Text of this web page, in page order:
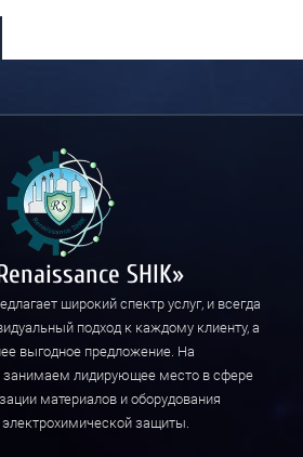
SHIK»
широкий спектр услуг, и всегда
подход к каждому клиенту, а
выгодное предложение. На
лидирующее место в сфере
материалов и оборудования
защиты.